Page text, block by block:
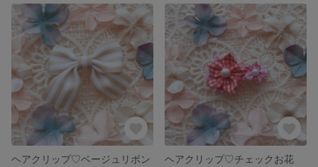
ヘアクリップ♡ベージュリボン ヘアクリップ♡チェックお花